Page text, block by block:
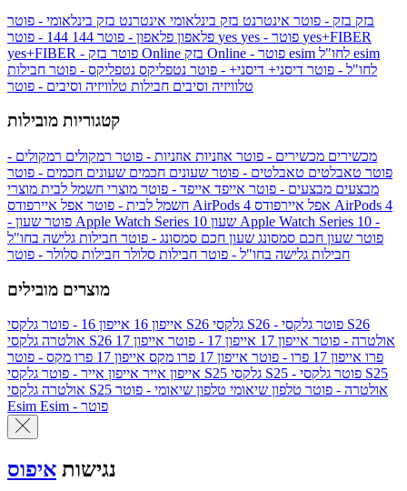
בזק בזק - פוטר אינטרנט בזק בינלאומי אינטרנט בזק בינלאומי - פוטר
פלאפון פלאפון - פוטר 144 yes
yes+FIBER
yes+FIBER - פוטר בזק Online
esim
לחו"ל - פוטר דיסני+ דיסני+ - פוטר נטפליקס נטפליקס - פוטר חבילות
טלוויזיה וסיבים חבילות טלוויזיה וסיבים - פוטר
קטגוריות מובילות
מכשירים מכשירים - פוטר אוזניות אוזניות - פוטר רמקולים רמקולים -
פוטר טאבלטים טאבלטים - פוטר שעונים חכמים שעונים חכמים - פוטר
מבצעים מבצעים - פוטר אייפד אייפד - פוטר מוצרי חשמל לבית מוצרי
חשמל לבית - פוטר אפל איירפודס AirPods 4 אפל איירפודס AirPods 4
- פוטר שעון Apple Watch Series 10 שעון Apple Watch Series 10 -
פוטר שעון חכם סמסונג שעון חכם סמסונג - פוטר חבילות גלישה בחו"ל
חבילות גלישה בחו"ל - פוטר חבילות סלולר חבילות סלולר - פוטר
מוצרים מובילים
אייפון 16 אייפון 16 - פוטר גלקסי S26 גלקסי S26 - פוטר גלקסי S26
אולטרה
גלקסי S26 אולטרה - פוטר אייפון 17 אייפון 17 - פוטר
אייפון 17
פרו אייפון 17 פרו - פוטר אייפון 17 פרו מקס
אייפון 17 פרו מקס - פוטר
אייפון אייר אייפון אייר - פוטר גלקסי S25 גלקסי S25 - פוטר גלקסי S25
אולטרה
גלקסי S25 אולטרה - פוטר טלפון שיאומי טלפון שיאומי - פוטר
Esim
Esim - פוטר
נגישות איפוס